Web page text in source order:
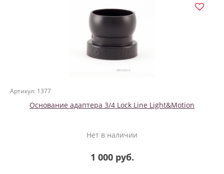
Артикул: 1377
Основание адаптера 3/4 Lock Line Light&Motion
Нет в наличии
1 000 руб.